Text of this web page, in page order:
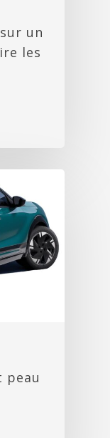
un
les
peau